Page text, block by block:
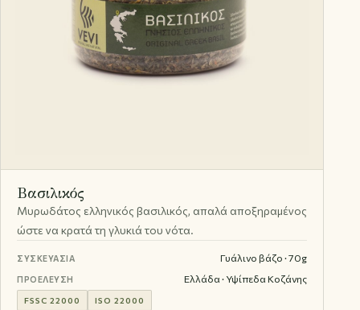
Βασιλικός
Μυρωδάτος ελληνικός βασιλικός, απαλά αποξηραμένος
ώστε να κρατά τη γλυκιά του νότα.
ΣΥΣΚΕΥΑΣΊΑ Γυάλινο βάζο · 70g
ΠΡΟΈΛΕΥΣΗ Ελλάδα · Υψίπεδα Κοζάνης
FSSC 22000 ISO 22000